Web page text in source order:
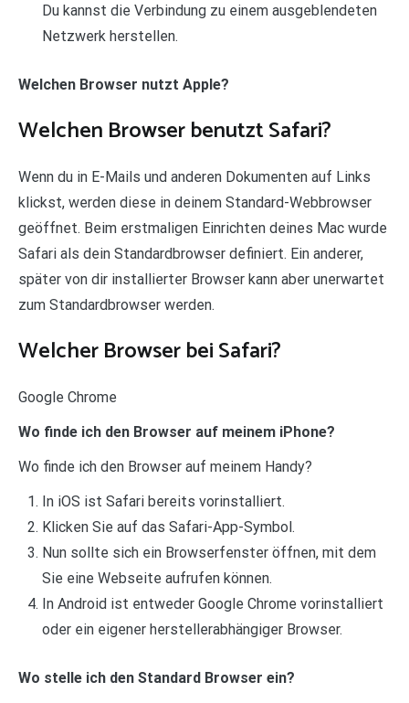
Du kannst die Verbindung zu einem ausgeblendeten
Netzwerk herstellen.
Welchen Browser nutzt Apple?
Welchen Browser benutzt Safari?
Wenn du in E-Mails und anderen Dokumenten auf Links
klickst, werden diese in deinem Standard-Webbrowser
geöffnet. Beim erstmaligen Einrichten deines Mac wurde
Safari als dein Standardbrowser definiert. Ein anderer,
später von dir installierter Browser kann aber unerwartet
zum Standardbrowser werden.
Welcher Browser bei Safari?
Google Chrome
Wo finde ich den Browser auf meinem iPhone?
Wo finde ich den Browser auf meinem Handy?
In iOS ist Safari bereits vorinstalliert.
Klicken Sie auf das Safari-App-Symbol.
Nun sollte sich ein Browserfenster öffnen, mit dem
Sie eine Webseite aufrufen können.
In Android ist entweder Google Chrome vorinstalliert
oder ein eigener herstellerabhängiger Browser.
Wo stelle ich den Standard Browser ein?